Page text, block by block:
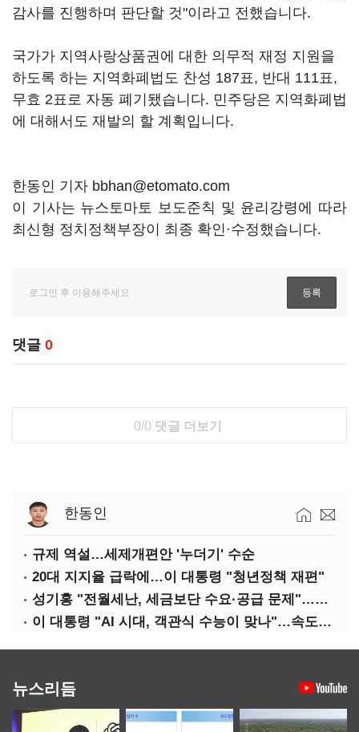
감사를 진행하며 판단할 것"이라고 전했습니다.
국가가 지역사랑상품권에 대한 의무적 재정 지원을
하도록 하는 지역화폐법도 찬성 187표, 반대 111표,
무효 2표로 자동 폐기됐습니다. 민주당은 지역화폐법
에 대해서도 재발의 할 계획입니다.
한동인 기자 bbhan@etomato.com
이 기사는 뉴스토마토 보도준칙 및 윤리강령에 따라
최신형 정치정책부장이 최종 확인·수정했습니다.
댓글 0
0/0 댓글 더보기
한동인
규제 역설…세제개편안 '누더기' 수순
20대 지지율 급락에…이 대통령 "청년정책 재편"
성기홍 "전월세난, 세금보단 수요·공급 문제"…닥공 시사
이 대통령 "AI 시대, 객관식 수능이 맞나"…속도전 '경계'
뉴스리듬